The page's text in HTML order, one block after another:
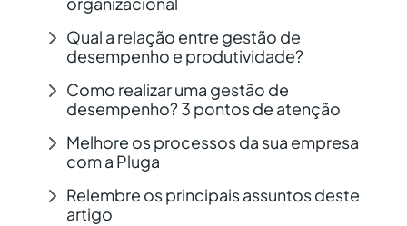
Qual a relação entre gestão de
desempenho e produtividade?
Como realizar uma gestão de
desempenho? 3 pontos de atenção
Melhore os processos da sua empresa
com a Pluga
Relembre os principais assuntos deste
artigo